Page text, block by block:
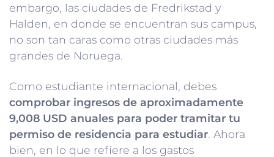
embargo, las ciudades de Fredrikstad y
Halden, en donde se encuentran sus campus,
no son tan caras como otras ciudades más
grandes de Noruega.
Como estudiante internacional, debes
comprobar ingresos de aproximadamente
9,008 USD anuales para poder tramitar tu
permiso de residencia para estudiar. Ahora
bien, en lo que refiere a los gastos